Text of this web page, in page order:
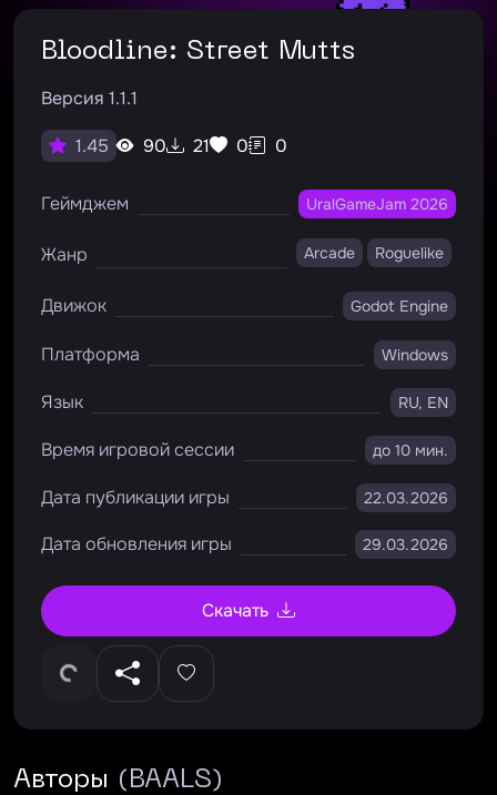
Bloodline: Street Mutts
Версия 1.1.1
1.45 90 21 0 0
Геймджем UralGameJam 2026
Жанр Arcade Roguelike
Движок Godot Engine
Платформа Windows
Язык RU, EN
Время игровой сессии до 10 мин.
Дата публикации игры 22.03.2026
Дата обновления игры 29.03.2026
Скачать
Авторы (BAALS)